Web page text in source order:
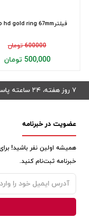
فیلترmeco hd gold ring 67mm
600000 تومان
500,000 تومان
۷ روز هفته، ۲۴ ساعته پاسخگوی شما هستیم
عضویت در خبرنامه
همیشه اولین نفر باشید!
خبرنامه ثبت‌نام کنید.